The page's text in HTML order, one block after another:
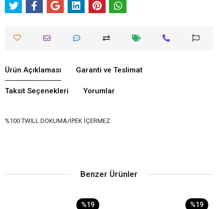
Ürün Açıklaması Garanti ve Teslimat
Taksit Seçenekleri Yorumlar
%100 TWILL DOKUMA/İPEK İÇERMEZ
Benzer Ürünler
%19 %19